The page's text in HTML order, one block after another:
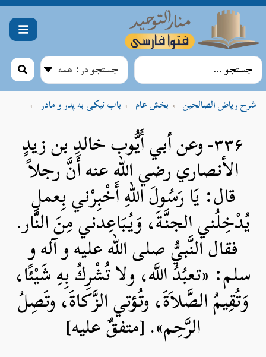
شرح ریاض الصالحین ← بخش عام ← باب نیکی به پدر و مادر ←
۳۳۶- وعن أبي أَيُّوب خالدِ بن زيدٍ
الأنصاري رضي الله عنه أَنَّ رجلاً
قال: يَا رَسُولَ اللهِ أَخْبِرْني بِعملٍ
يُدْخِلُني الجنَّةَ، وَيُبَاعِدني مِنَ النَّار.
فقال النَّبيُّ صلی الله علیه و آله و
سلم: «تعبُدُ اللَّه، ولا تُشْرِكُ بِهِ شَيْئًا،
وَتُقِيمُ الصَّلاَةَ، وتُؤتي الزَّكاةَ، وتَصِلُ
الرَّحِم». [متفقٌ عليه]